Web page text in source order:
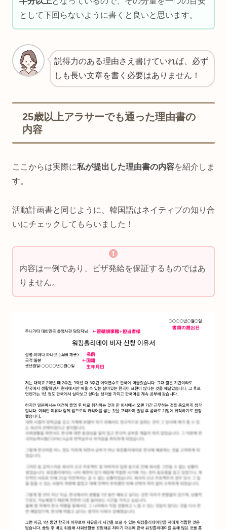
として下回らないように書くと良いと思います。
説得力のある理由さえ書けていれば、必ず
しも長い文章を書く必要はありません！
25歳以上アラサーでも通った理由書の
内容
ここからは実際に私が提出した理由書の内容を紹介しま
す。
活動計画書と同じように、韓国語はネイティブの知り合
いにチェックしてもらいました！
内容は一例であり、ビザ発給を保証するものではあ
りません。